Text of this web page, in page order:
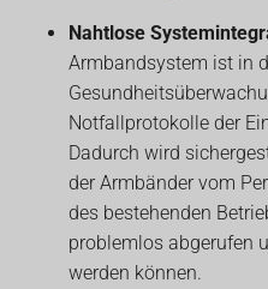
Nahtlose
Armbandsystem ist in
Notfallprotokolle der
Dadurch wird
der Armbänder vom
des bestehenden
problemlos abgerufen
werden können.